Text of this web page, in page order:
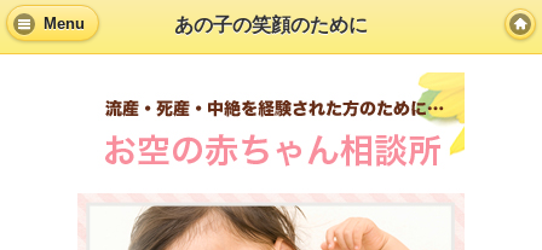
Menu あの子の笑顔のために